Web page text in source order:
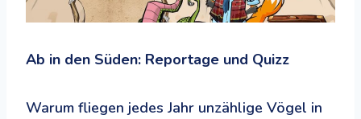
Ab in den Süden: Reportage und Quizz
Warum fliegen jedes Jahr unzählige Vögel in